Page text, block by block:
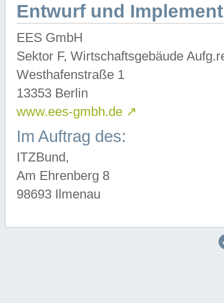
Entwurf und
EES GmbH
Sektor F, Wirtschaftsgebäude
Westhafenstraße 1
13353 Berlin
www.ees-gmbh.de ↗
Im Auftrag des:
ITZBund,
Am Ehrenberg 8
98693 Ilmenau